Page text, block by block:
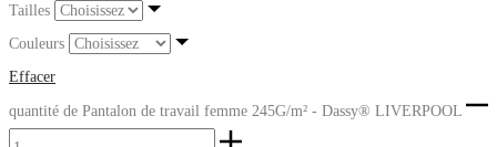
Tailles
Couleurs
Effacer
quantité de Pantalon de travail femme 245G/m² - Dassy® LIVERPOOL